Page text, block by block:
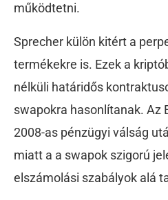
működtetni.
Sprecher külön kitért a
termékekre is. Ezek a
nélküli határidős
swapokra hasonlítanak. Az
2008-as pénzügyi válság
miatt a a swapok szigorú
elszámolási szabályok alá